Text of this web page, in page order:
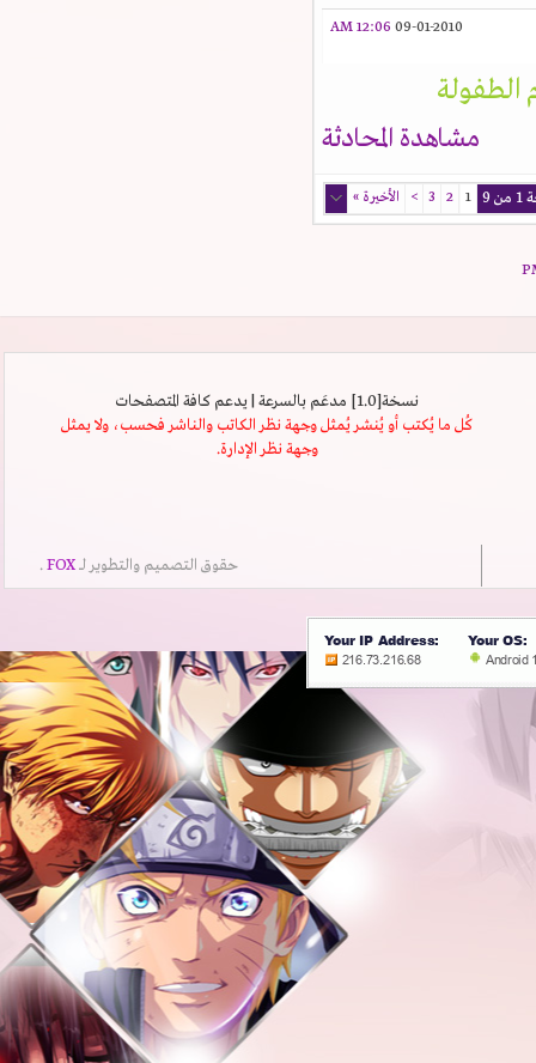
09-01-2010
12:06 AM
مشاهدة المحادثة
2
> الأخيرة»
نسخة[1.0] مدعَم بالسرعة | يدعم كافة المتصفحات
كُل ما يُكتب أو يُنشر يُمثل وجهة نظر الكاتب والناشر فحسب، ولا يمثل
وجهة نظر الإدارة.
حقوق التصميم والتطوير لــFOX
.